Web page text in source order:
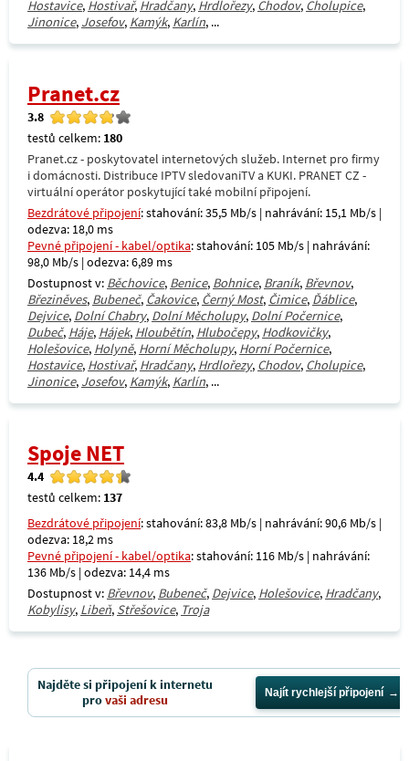
Hostavice, Hostivař, Hradčany, Hrdlořezy, Chodov, Cholupice,
Jinonice, Josefov, Kamýk, Karlín, ...
Pranet.cz
3.8
testů celkem: 180
Pranet.cz - poskytovatel internetových služeb. Internet pro firmy
i domácnosti. Distribuce IPTV sledovaniTV a KUKI. PRANET CZ -
virtuální operátor poskytující také mobilní připojení.
Bezdrátové připojení: stahování: 35,5 Mb/s | nahrávání: 15,1 Mb/s |
odezva: 18,0 ms
Pevné připojení - kabel/optika: stahování: 105 Mb/s | nahrávání:
98,0 Mb/s | odezva: 6,89 ms
Dostupnost v: Běchovice, Benice, Bohnice, Braník, Břevnov,
Březiněves, Bubeneč, Čakovice, Černý Most, Čimice, Ďáblice,
Dejvice, Dolní Chabry, Dolní Měcholupy, Dolní Počernice,
Dubeč, Háje, Hájek, Hloubětín, Hlubočepy, Hodkovičky,
Holešovice, Holyně, Horní Měcholupy, Horní Počernice,
Hostavice, Hostivař, Hradčany, Hrdlořezy, Chodov, Cholupice,
Jinonice, Josefov, Kamýk, Karlín, ...
Spoje NET
4.4
testů celkem: 137
Bezdrátové připojení: stahování: 83,8 Mb/s | nahrávání: 90,6 Mb/s |
odezva: 18,2 ms
Pevné připojení - kabel/optika: stahování: 116 Mb/s | nahrávání:
136 Mb/s | odezva: 14,4 ms
Dostupnost v: Břevnov, Bubeneč, Dejvice, Holešovice, Hradčany,
Kobylisy, Libeň, Střešovice, Troja
Najděte si připojení k internetu
provaši adresu Najít rychlejší připojení